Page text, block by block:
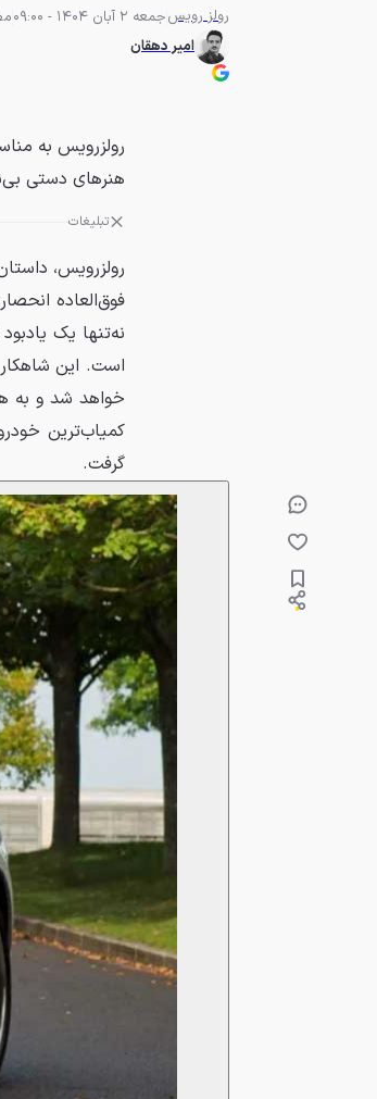
رولز رویسجمعه 2 آبان 1404 - 09:00
امیر دهقان
رولزرویس به
هنرهای دستی
تبلیغات
رولزرویس،
فوق‌العاده
نه‌تنها یک
خواهد شد و به
کمیاب‌ترین
گرفت.